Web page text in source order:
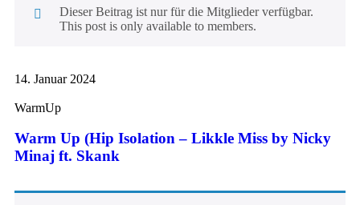
Dieser Beitrag ist nur für die Mitglieder verfügbar.
This post is only available to members.
14. Januar 2024
WarmUp
Warm Up (Hip Isolation – Likkle Miss by Nicky
Minaj ft. Skank